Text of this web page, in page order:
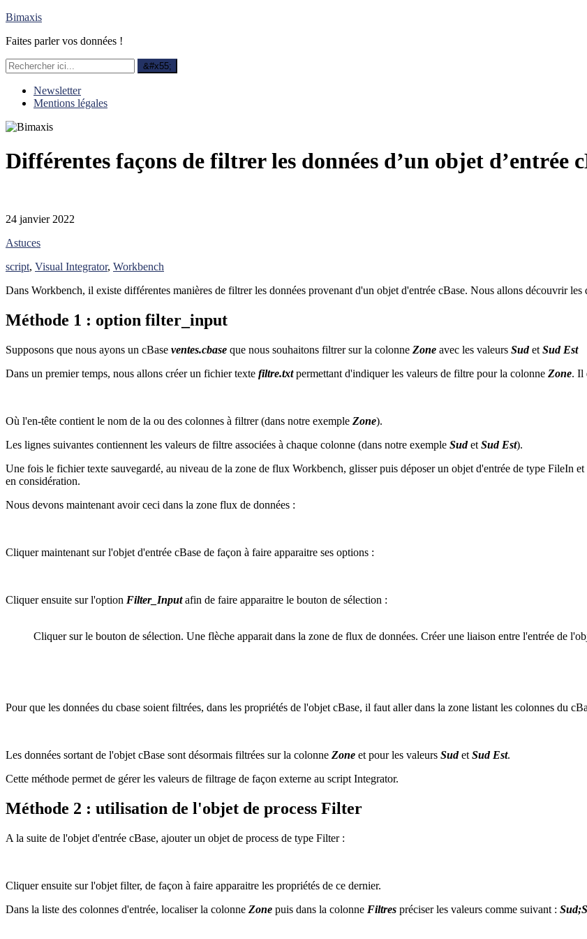
Bimaxis
Faites parler vos données !
Newsletter
Mentions légales
Différentes façons de filtrer les données d’un objet d’entrée
24 janvier 2022
Astuces
script, Visual Integrator, Workbench
Dans Workbench, il existe différentes manières de filtrer les données provenant d'un objet d'entrée cBase. Nous allons découvrir les
Méthode 1 : option filter_input
Supposons que nous ayons un cBase ventes.cbase que nous souhaitons filtrer sur la colonne Zone avec les valeurs Sudet Sud Est
Dans un premier temps, nous allons créer un fichier texte filtre.txtpermettant d'indiquer les valeurs de filtre pour la colonne Zone. Il
Où l'en-tête contient le nom de la ou des colonnes à filtrer (dans notre exemple Zone).
Les lignes suivantes contiennent les valeurs de filtre associées à chaque colonne (dans notre exemple Sudet Sud Est).
Une fois le fichier texte sauvegardé, au niveau de la zone de flux Workbench, glisser puis déposer un objet d'entrée de type FileIn
en considération.
Nous devons maintenant avoir ceci dans la zone flux de données :
Cliquer maintenant sur l'objet d'entrée cBase de façon à faire apparaitre ses options :
Cliquer ensuite sur l'option Filter_Inputafin de faire apparaitre le bouton de sélection :
Cliquer sur le bouton de sélection. Une flèche apparait dans la zone de flux de données. Créer une liaison entre l'entrée de
Pour que les données du cbase soient filtrées, dans les propriétés de l'objet cBase, il faut aller dans la zone listant les colonnes du
Les données sortant de l'objet cBase sont désormais filtrées sur la colonne Zone et pour les valeurs Sudet Sud Est.
Cette méthode permet de gérer les valeurs de filtrage de façon externe au script Integrator.
Méthode 2 : utilisation de l'objet de process Filter
A la suite de l'objet d'entrée cBase, ajouter un objet de process de type Filter :
Cliquer ensuite sur l'objet filter, de façon à faire apparaitre les propriétés de ce dernier.
Dans la liste des colonnes d'entrée, localiser la colonne Zone puis dans la colonne Filtres préciser les valeurs comme suivant :